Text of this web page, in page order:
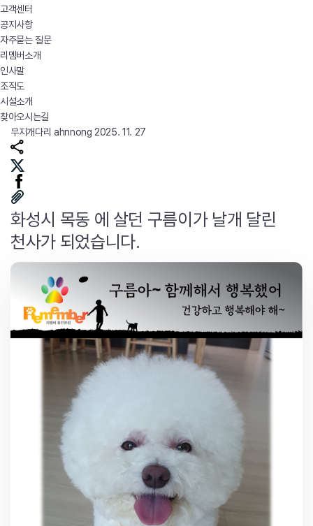
고객센터
공지사항
자주묻는 질문
리멤버소개
인사말
조직도
시설소개
찾아오시는길
무지개다리 ahnnong 2025. 11. 27
화성시 목동 에 살던 구름이가 날개 달린
천사가 되었습니다.